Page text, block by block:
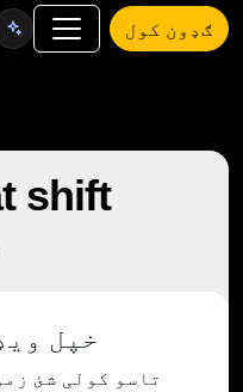
ګډون کول
shift
خپل
تاسو کولی شئ